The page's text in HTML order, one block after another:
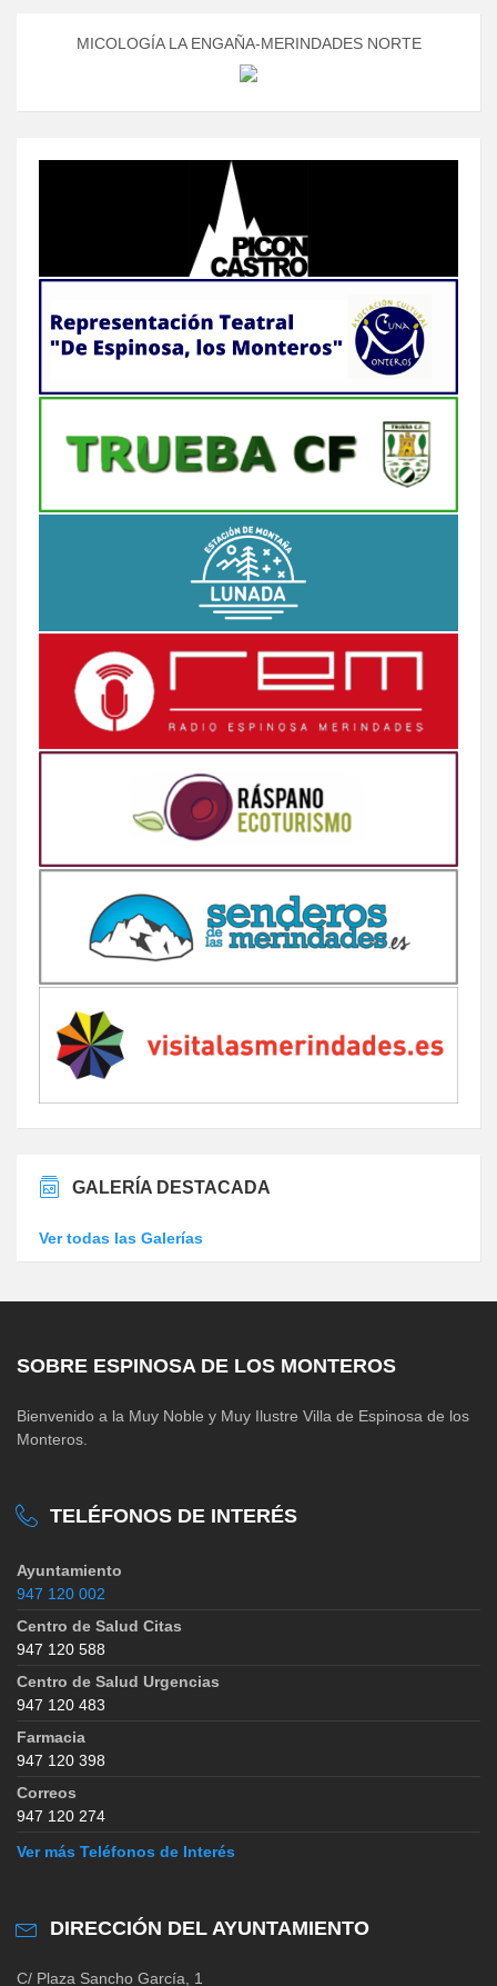
MICOLOGÍA LA ENGAÑA-MERINDADES NORTE
GALERÍA DESTACADA
Ver todas las Galerías
SOBRE ESPINOSA DE LOS MONTEROS
Bienvenido a la Muy Noble y Muy Ilustre Villa de Espinosa de los
Monteros.
TELÉFONOS DE INTERÉS
Ayuntamiento
947 120 002
Centro de Salud Citas
947 120 588
Centro de Salud Urgencias
947 120 483
Farmacia
947 120 398
Correos
947 120 274
Ver más Teléfonos de Interés
DIRECCIÓN DEL AYUNTAMIENTO
C/ Plaza Sancho García, 1